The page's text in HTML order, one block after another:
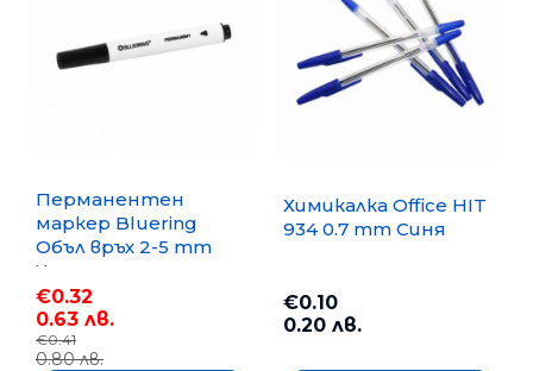
Перманентен
маркер Bluering
Объл връх 2-5 mm
Черен
€0.32
0.63 лв.
€0.41
0.80 лв.
Химикалка Office HIT
934 0.7 mm Синя
€0.10
0.20 лв.